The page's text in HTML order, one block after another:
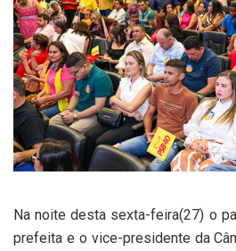
Na noite desta sexta-feira(27) o
prefeita e o vice-presidente da